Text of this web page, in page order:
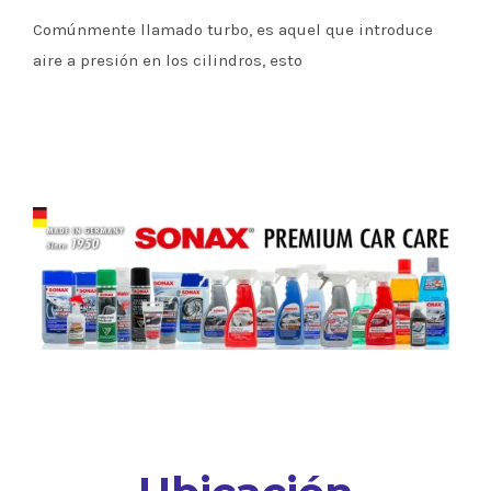
Comúnmente llamado turbo, es aquel que introduce
aire a presión en los cilindros, esto